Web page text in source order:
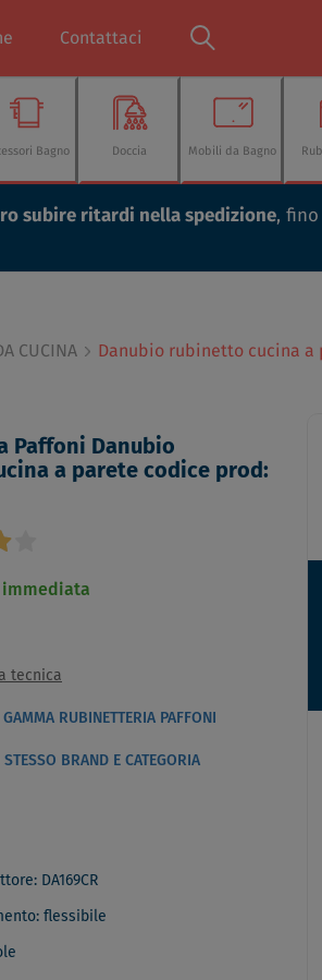
Contattaci
Bagno Doccia Mobili da Bagno
subire ritardi nella spedizione,
CUCINA Danubio rubinetto cucina a
Paffoni Danubio
a parete codice prod:
tecnica
RUBINETTERIA PAFFONI
BRAND E CATEGORIA
DA169CR
flessibile